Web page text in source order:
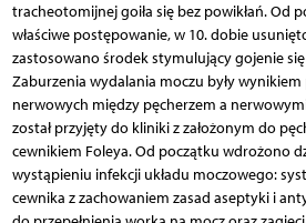
tracheotomijnej goiła się bez powikłań. Od
właściwe postępowanie, w 10. dobie
zastosowano środek stymulujący gojenie się
Zaburzenia wydalania moczu były wynikiem
nerwowych między pęcherzem a
został przyjęty do kliniki z założonym do
cewnikiem Foleya. Od początku wdrożono
wystąpieniu infekcji układu moczowego:
cewnika z zachowaniem zasad aseptyki i